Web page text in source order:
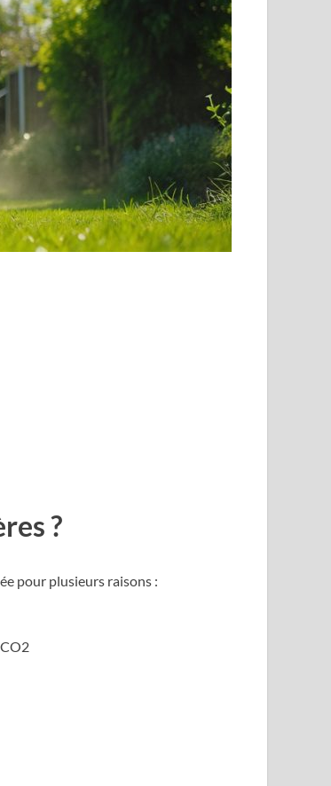
?
pour plusieurs raisons :